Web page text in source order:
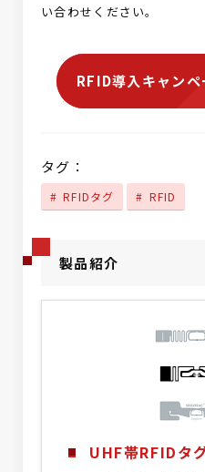
い合わせください。
RFID導入キャン
タグ：
RFIDタグ RFID
製品紹介
UHF帯RFIDタ